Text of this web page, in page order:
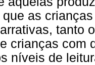
as
tanto
crianças com
níveis de